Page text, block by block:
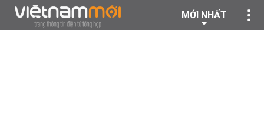
MỚI NHẤT